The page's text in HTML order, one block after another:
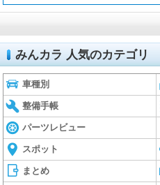
みんカラ 人気のカテゴリ
車種別
整備手帳
パーツレビュー
スポット
まとめ